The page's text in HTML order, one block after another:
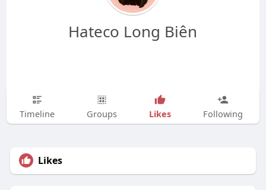
Hateco Long Biên
Timeline Groups Likes Following
Likes